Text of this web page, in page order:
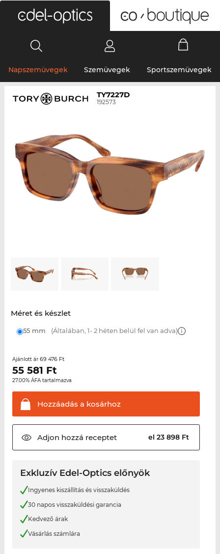
Napszemüvegek Szemüvegek Sportszemüvegek
TY7227D
192573
Méret és készlet
55 mm (Általában, 1- 2 héten belül fel van adva)
Ajánlott ár 69 476 Ft
55 581 Ft
27.00% ÁFA tartalmazva
Hozzáadás a kosárhoz
Adjon hozzá receptet el 23 898 Ft
Exkluzív Edel-Optics előnyök
Ingyenes kiszállítás és visszaküldés
30 napos visszaküldési garancia
Kedvező árak
Vásárlás számlára